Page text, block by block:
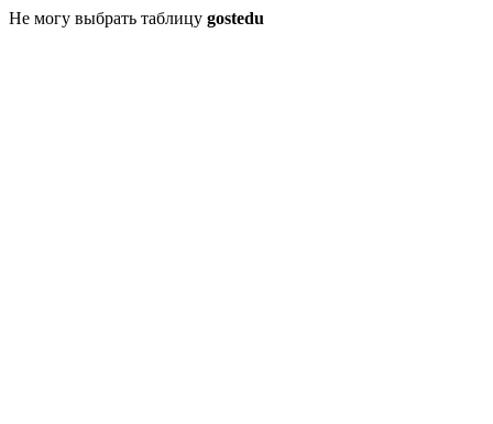
Не могу выбрать таблицу gostedu